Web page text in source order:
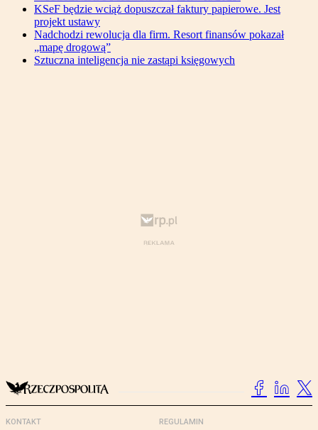
KSeF będzie wciąż dopuszczał faktury papierowe. Jest
projekt ustawy
Nadchodzi rewolucja dla firm. Resort finansów pokazał
„mapę drogową”
Sztuczna inteligencja nie zastąpi księgowych
KONTAKT REGULAMIN